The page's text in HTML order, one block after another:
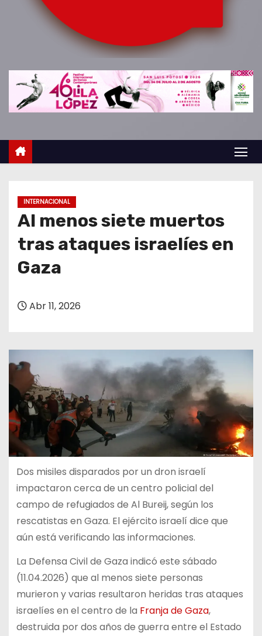
INTERNACIONAL
Al menos siete muertos
tras ataques israelíes en
Gaza
Abr 11, 2026
Dos misiles disparados por un dron israelí
impactaron cerca de un centro policial del
campo de refugiados de Al Bureij, según los
rescatistas en Gaza. El ejército israelí dice que
aún está verificando las informaciones.
La Defensa Civil de Gaza indicó este sábado
(11.04.2026) que al menos siete personas
murieron y varias resultaron heridas tras ataques
israelíes en el centro de la Franja de Gaza,
destruida por dos años de guerra entre el Estado